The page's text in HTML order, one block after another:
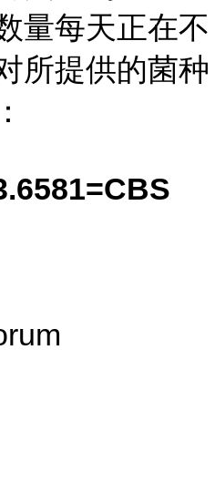
量每天正在不
所提供的菌种